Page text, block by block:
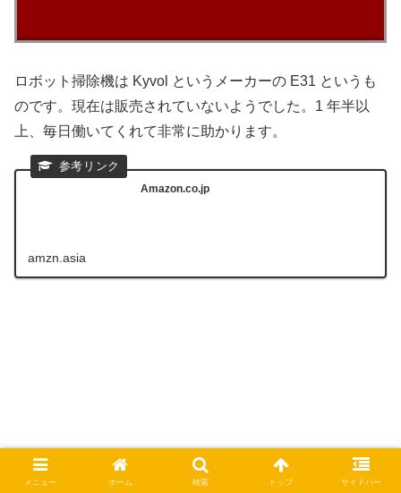
ロボット掃除機は Kyvol というメーカーの E31 というも
のです。現在は販売されていないようでした。1 年半以
上、毎日働いてくれて非常に助かります。
Amazon.co.jp
amzn.asia
メニュー ホーム 検索 トップ サイドバー